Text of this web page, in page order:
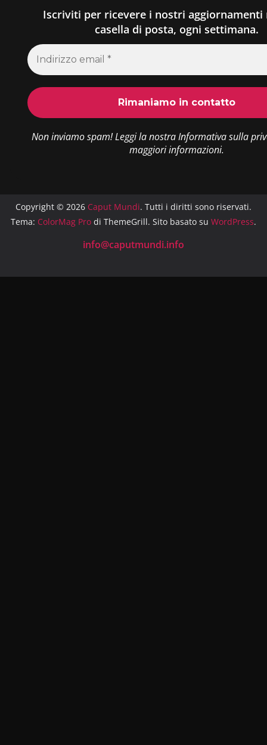
Iscriviti per ricevere i nostri aggiornamenti
casella di posta, ogni settimana.
Non inviamo spam! Leggi la nostraInformativa sulla
maggiori informazioni.
Copyright © 2026 Caput Mundi. Tutti i diritti sono riservati.
Tema: ColorMag Pro di ThemeGrill. Sito basato su WordPress.
info@caputmundi.info